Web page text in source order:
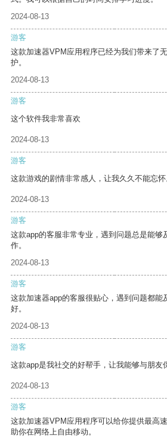
2024-08-13
游客
这款加速器VPM应用程序已经为我们带来了
护。
2024-08-13
游客
这个软件我非常喜欢
2024-08-13
游客
这款游戏的剧情非常感人，让我久久不能忘怀
2024-08-13
游客
这款app的客服非常专业，遇到问题总是能够
作。
2024-08-13
游客
这款加速器app的客服很贴心，遇到问题都能
好。
2024-08-13
游客
这款app是我社交的好帮手，让我能够与朋友
2024-08-13
游客
这款加速器VPM应用程序可以给你提供最高
助你在网络上自由移动。